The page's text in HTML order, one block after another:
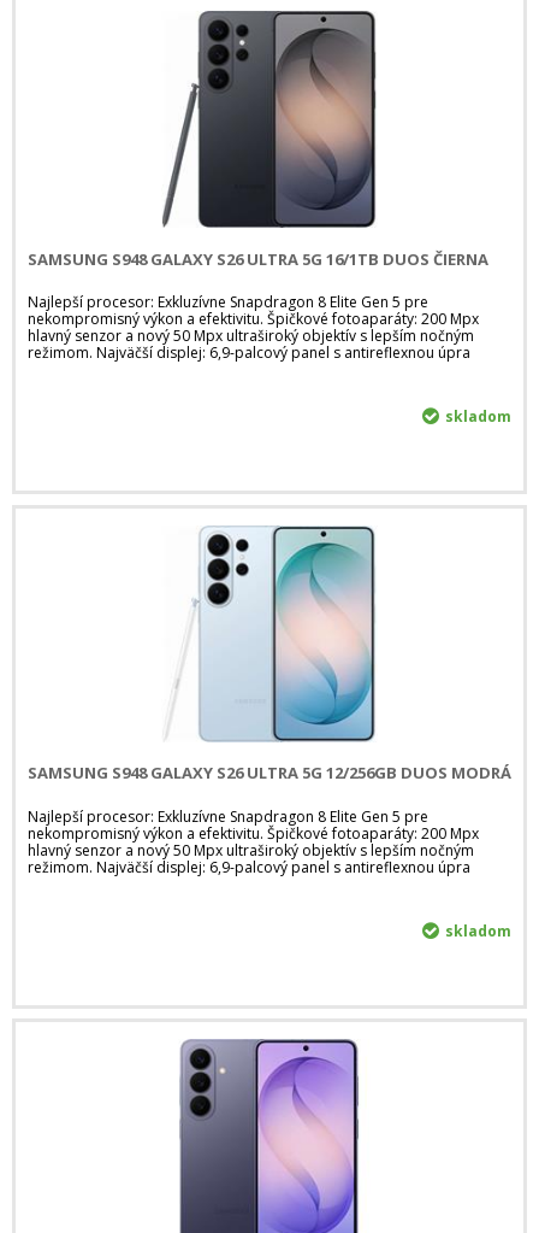
SAMSUNG S948 GALAXY S26 ULTRA 5G 16/1TB DUOS ČIERNA
Najlepší procesor: Exkluzívne Snapdragon 8 Elite Gen 5 pre
nekompromisný výkon a efektivitu. Špičkové fotoaparáty: 200 Mpx
hlavný senzor a nový 50 Mpx ultraširoký objektív s lepším nočným
režimom. Najväčší displej: 6,9-palcový panel s antireflexnou úpra
skladom
SAMSUNG S948 GALAXY S26 ULTRA 5G 12/256GB DUOS MODRÁ
Najlepší procesor: Exkluzívne Snapdragon 8 Elite Gen 5 pre
nekompromisný výkon a efektivitu. Špičkové fotoaparáty: 200 Mpx
hlavný senzor a nový 50 Mpx ultraširoký objektív s lepším nočným
režimom. Najväčší displej: 6,9-palcový panel s antireflexnou úpra
skladom